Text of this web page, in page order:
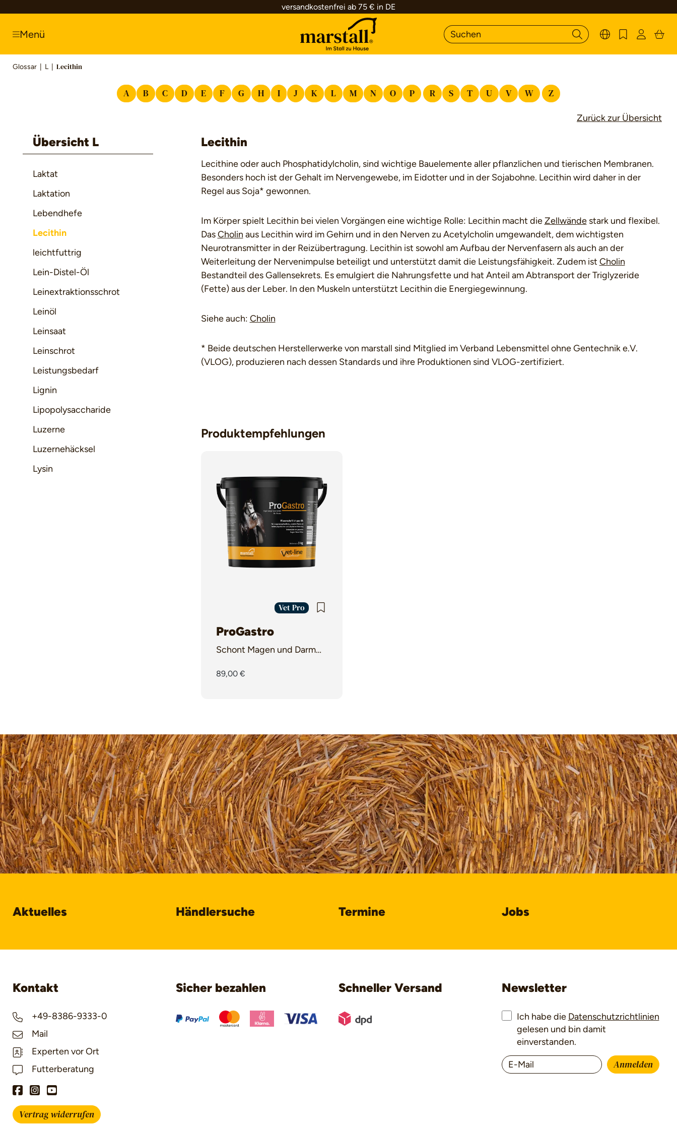
Zur Hauptnavigation springen versandkostenfrei ab 75 € in DE
Menü
Glossar L Lecithin
A B C D E F G H I J K L M N O P R S T U V W Z
Zurück zur Übersicht
Übersicht L
Laktat
Laktation
Lebendhefe
Lecithin
leichtfuttrig
Lein-Distel-Öl
Leinextraktionsschrot
Leinöl
Leinsaat
Leinschrot
Leistungsbedarf
Lignin
Lipopolysaccharide
Luzerne
Luzernehäcksel
Lysin
Lecithin
Lecithine oder auch Phosphatidylcholin, sind wichtige Bauelemente aller pflanzlichen und tierischen Membranen.
Besonders hoch ist der Gehalt im Nervengewebe, im Eidotter und in der Sojabohne. Lecithin wird daher in der
Regel aus Soja* gewonnen.
Im Körper spielt Lecithin bei vielen Vorgängen eine wichtige Rolle: Lecithin macht dieZellwändestark und flexibel.
DasCholin aus Lecithin wird im Gehirn und in den Nerven zu Acetylcholin umgewandelt, dem wichtigsten
Neurotransmitter in der Reizübertragung. Lecithin ist sowohl am Aufbau der Nervenfasern als auch an der
Weiterleitung der Nervenimpulse beteiligt und unterstützt damit die Leistungsfähigkeit. Zudem ist Cholin
Bestandteil des Gallensekrets. Es emulgiert die Nahrungsfette und hat Anteil am Abtransport der Triglyzeride
(Fette) aus der Leber. In den Muskeln unterstützt Lecithin die Energiegewinnung.
Siehe auch: Cholin
* Beide deutschen Herstellerwerke von marstall sind Mitglied im Verband Lebensmittel ohne Gentechnik e.V.
(VLOG), produzieren nach dessen Standards und ihre Produktionen sind VLOG-zertifiziert.
Produktempfehlungen
Vet Pro
ProGastro
Schont Magen und Darm
89,00 €
Aktuelles Händlersuche Termine Jobs
Kontakt
+49-8386-9333-0
Mail
Experten vor Ort
Futterberatung
Vertrag widerrufen
Sicher bezahlen Schneller Versand Newsletter
Ich habe die Datenschutzrichtlinien
gelesen und bin damit
einverstanden.
Anmelden